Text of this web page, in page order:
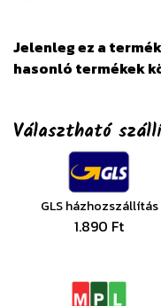
Jelenleg ez a
hasonló termékek
Választható
GLS házhozszállítás
1.890 Ft